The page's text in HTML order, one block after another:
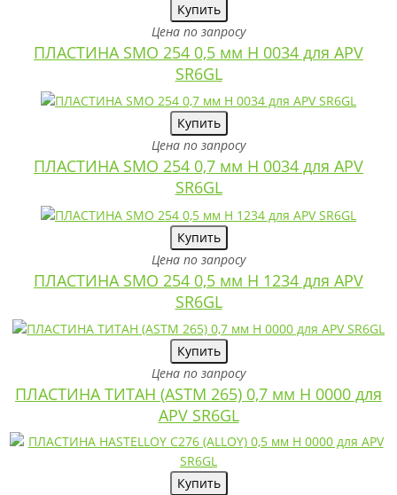
Купить
Цена по запросу
ПЛАСТИНА SMO 254 0,5 мм H 0034 для APV
SR6GL
Купить
Цена по запросу
ПЛАСТИНА SMO 254 0,7 мм H 0034 для APV
SR6GL
Купить
Цена по запросу
ПЛАСТИНА SMO 254 0,5 мм H 1234 для APV
SR6GL
Купить
Цена по запросу
ПЛАСТИНА ТИТАН (ASTM 265) 0,7 мм H 0000 для
APV SR6GL
Купить